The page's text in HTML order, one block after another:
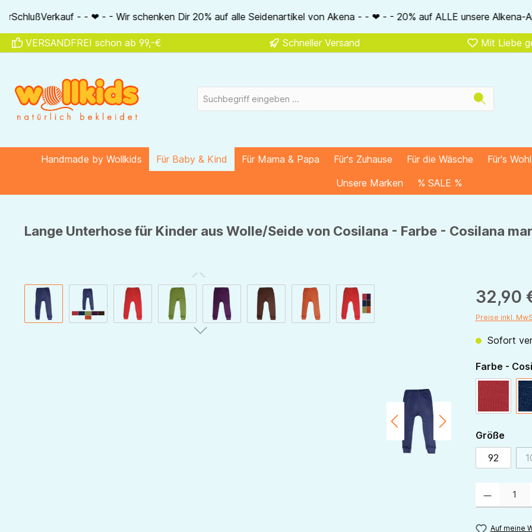
Zur Hauptnavigation springen
- Wir schenken Dir 20% auf alle Seidenartikel von Akena - - ❤ - - 20% auf ALLE unsere Alkena-Artikel - - ❤ - -
VERSANDFREI schon ab 99,-€ Schneller Versand Mit Liebe
Handmade by Wollkids Für Baby & Kind Für Mama & Papa Für's Zuhause Für die Wäsche Für's
Unsere Marken
% SALE %
Lange Unterhose für Kinder aus Wolle/Seide von Cosilana - Farbe - Cosilana
Bildergalerie überspringen 32,90
Preise inkl.
Sofort
Farbe -
Größe
92
Auf meine